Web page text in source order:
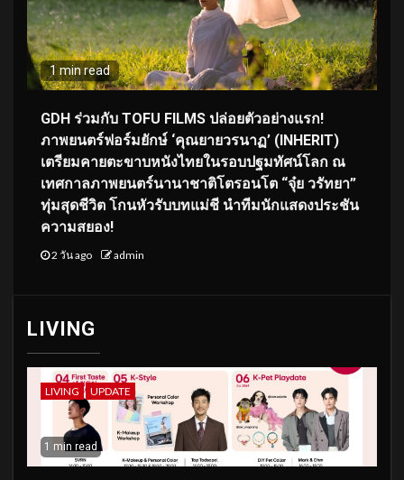
1 min read
GDH ร่วมกับ TOFU FILMS ปล่อยตัวอย่างแรก!
ภาพยนตร์ฟอร์มยักษ์ ‘คุณยายวรนาฏ’ (INHERIT)
เตรียมคายตะขาบหนังไทยในรอบปฐมทัศน์โลก ณ
เทศกาลภาพยนตร์นานาชาติโตรอนโต “จุ๋ย วรัทยา”
ทุ่มสุดชีวิต โกนหัวรับบทแม่ชี นำทีมนักแสดงประชัน
ความสยอง!
2 วัน ago admin
LIVING
LIVING UPDATE
1 min read